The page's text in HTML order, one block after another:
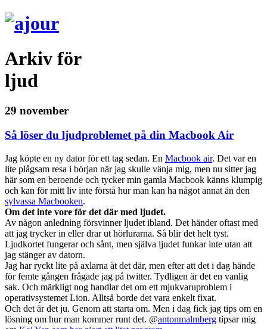
Arkiv för
ljud
29 november
Så löser du ljudproblemet på din Macbook Air
Jag köpte en ny dator för ett tag sedan. En Macbook air. Det var en
lite plågsam resa i början när jag skulle vänja mig, men nu sitter jag
här som en beroende och tycker min gamla Macbook känns klumpig
och kan för mitt liv inte förstå hur man kan ha något annat än den
sylvassa Macbooken.
Om det inte vore för det där med ljudet.
Av någon anledning försvinner ljudet ibland. Det händer oftast med
att jag trycker in eller drar ut hörlurarna. Så blir det helt tyst.
Ljudkortet fungerar och sånt, men själva ljudet funkar inte utan att
jag stänger av datorn.
Jag har ryckt lite på axlarna åt det där, men efter att det i dag hände
för femte gången frågade jag på twitter. Tydligen är det en vanlig
sak. Och märkligt nog handlar det om ett mjukvaruproblem i
operativsystemet Lion. Alltså borde det vara enkelt fixat.
Och det är det ju. Genom att starta om. Men i dag fick jag tips om en
lösning om hur man kommer runt det. @antonmalmberg tipsar mig